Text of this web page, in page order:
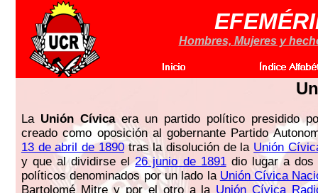
Hombres, Mujeres y
La Unión Cívicaera un partido político presidido
creado como oposición al gobernante Partido
13 de abril de 1890tras la disolución de la Unión
y que al dividirse el26 junio de 1891dio lugar a dos
políticos denominados por un lado la Unión Cívica
Bartolomé Mitre y por el otro a la Unión Cívica